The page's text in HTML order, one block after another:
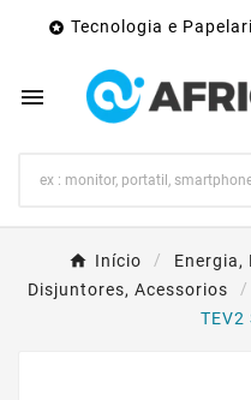
 Tecnologia e

Início Energia,
Disjuntores, Acessorios
TEV2